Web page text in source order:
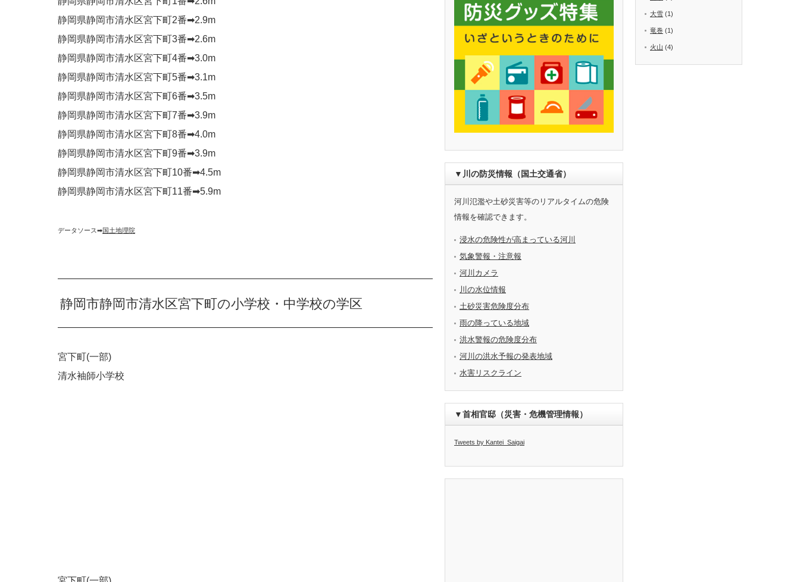
静岡県静岡市清水区宮下町2番➡︎2.9m
静岡県静岡市清水区宮下町3番➡︎2.6m
静岡県静岡市清水区宮下町4番➡︎3.0m
静岡県静岡市清水区宮下町5番➡︎3.1m
静岡県静岡市清水区宮下町6番➡︎3.5m
静岡県静岡市清水区宮下町7番➡︎3.9m
静岡県静岡市清水区宮下町8番➡︎4.0m
静岡県静岡市清水区宮下町9番➡︎3.9m
静岡県静岡市清水区宮下町10番➡︎4.5m
静岡県静岡市清水区宮下町11番➡︎5.9m
データソース➡︎国土地理院
静岡市静岡市清水区宮下町の小学校・中学校の学区
宮下町(一部)
清水袖師小学校
▼川の防災情報（国土交通省）
河川氾濫や土砂災害等のリアルタイムの危険
情報を確認できます。
浸水の危険性が高まっている河川
気象警報・注意報
河川カメラ
川の水位情報
土砂災害危険度分布
雨の降っている地域
洪水警報の危険度分布
河川の洪水予報の発表地域
水害リスクライン
▼首相官邸（災害・危機管理情報）
Tweets by Kantei_Saigai
大雪 (1)
竜巻 (1)
火山 (4)